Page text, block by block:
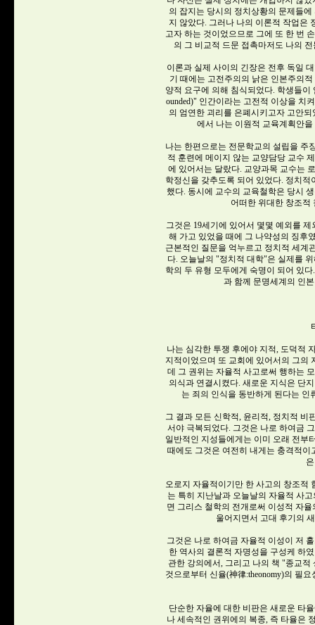
의 잡지는 당시의 정치상황의 문제들
지 않았다. 그러나 나의 이론적 작업은
고자 하는 것이었으므로 그에 또 한 번
의 그 비교적 드문 접촉마저도 나의
이론과 실제 사이의 긴장은 전후 독일
기 때에는 고전주의의 낡은 인본주의
양적 요구에 의해 침식되었다. 학생들
ounded)" 인간이라는 고전적 이상을 치
의 엄연한 괴리를 은폐시키고자 고안
에서 나는 이원적 교육계획안
나는 한편으로는 전문학교의 설립을 주
적 훈련에 메이지 않는 교양담당 교수
에 있어서는 달랐다. 교양과목 교수는
학정신을 갖추도록 되어 있었다. 정치
했다. 동시에 교수의 교육철학은 당시
어떠한 위대한 창조적
그것은 19세기에 있어서 몇몇 예외를
해 가고 있었을 때에 그 나약성의 징후
근본적인 질문을 억누르고 정치적 세계
다. 오늘날의 "정치적 대학"은 실제를
학의 두 유형 모두에게 숙명이 되어 있
과 함께 문명세계의 인
나는 심각한 투쟁 후에야 지적, 도덕적
지적이었으며 또 교회에 있어서의 그의
데 그 권위는 자율적 사고로써 행하는
의식과 연결시켰다. 새로운 지식은 단
는 죄의 인식을 동반하게 된다는
그 결과 모든 신학적, 윤리적, 정치적 비
서야 극복되었다. 그것은 나로 하여금
일반적인 지성들에게는 이미 오래 전부
때에도 그것은 여전히 내게는 충격적
오로지 자율적이기만 한 사고의 창조적
는 특히 지난날과 오늘날의 자율적 사
면 그리스 철학의 전개로써 이성적 자
울어지면서 고대 후기의
그것은 나로 하여금 자율적 이성이 저
한 역사의 결론적 자명성을 구성케 하
관한 강의에서, 그리고 나의 책 "종교
것으로부터 신율(神律:theonomy)의 필
단순한 자율에 대한 비판은 새로운 타
나 세속적인 권위에의 복종, 즉 타율은